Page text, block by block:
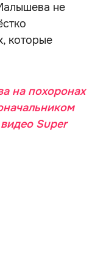
не
которые
на похоронах
Super